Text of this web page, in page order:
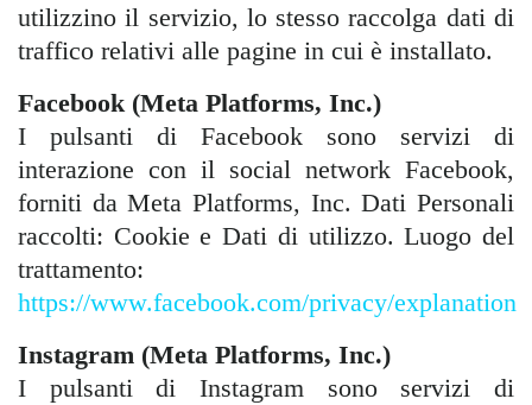
utilizzino il servizio, lo stesso raccolga dati di
traffico relativi alle pagine in cui è installato.
Facebook (Meta Platforms, Inc.)
I pulsanti di Facebook sono servizi di
interazione con il social network Facebook,
forniti da Meta Platforms, Inc. Dati Personali
raccolti: Cookie e Dati di utilizzo. Luogo del
trattamento:
https://www.facebook.com/privacy/explanation
Instagram (Meta Platforms, Inc.)
I pulsanti di Instagram sono servizi di